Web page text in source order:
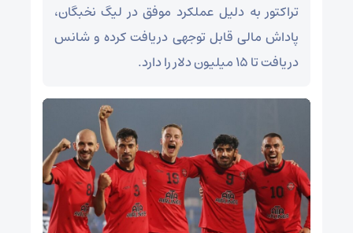
تراکتور به دلیل عملکرد موفق در لیگ نخبگان،
پاداش مالی قابل توجهی دریافت کرده و شانس
دریافت تا ۱۵ میلیون دلار را دارد.